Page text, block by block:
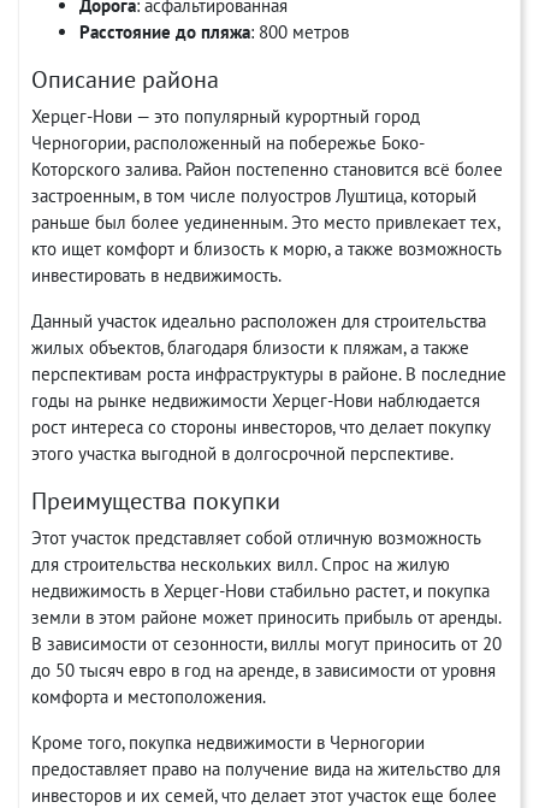
Дорога: асфальтированная
Расстояние до пляжа: 800 метров
Описание района
Херцег-Нови — это популярный курортный город
Черногории, расположенный на побережье Боко-
Которского залива. Район постепенно становится всё более
застроенным, в том числе полуостров Луштица, который
раньше был более уединенным. Это место привлекает тех,
кто ищет комфорт и близость к морю, а также возможность
инвестировать в недвижимость.
Данный участок идеально расположен для строительства
жилых объектов, благодаря близости к пляжам, а также
перспективам роста инфраструктуры в районе. В последние
годы на рынке недвижимости Херцег-Нови наблюдается
рост интереса со стороны инвесторов, что делает покупку
этого участка выгодной в долгосрочной перспективе.
Преимущества покупки
Этот участок представляет собой отличную возможность
для строительства нескольких вилл. Спрос на жилую
недвижимость в Херцег-Нови стабильно растет, и покупка
земли в этом районе может приносить прибыль от аренды.
В зависимости от сезонности, виллы могут приносить от 20
до 50 тысяч евро в год на аренде, в зависимости от уровня
комфорта и местоположения.
Кроме того, покупка недвижимости в Черногории
предоставляет право на получение вида на жительство для
инвесторов и их семей, что делает этот участок еще более